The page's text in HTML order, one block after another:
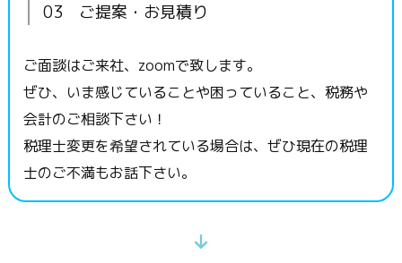
03 ご提案・お見積り
ご面談はご来社、zoomで致します。
ぜひ、いま感じていることや困っていること、税務や
会計のご相談下さい！
税理士変更を希望されている場合は、ぜひ現在の税理
士のご不満もお話下さい。